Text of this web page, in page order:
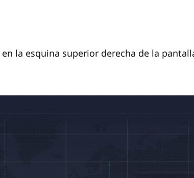
en la esquina superior derecha de la